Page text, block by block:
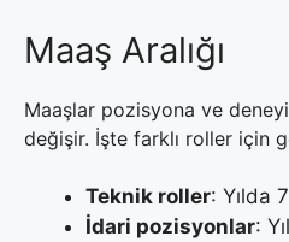
Maaş Aralığı
Maaşlar pozisyona ve
değişir. İşte farklı roller için
Teknik roller: Yılda
İdari pozisyonlar: